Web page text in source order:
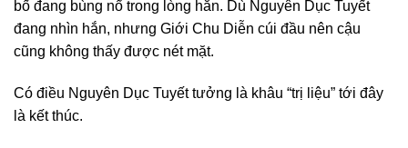
bố đang bùng nổ trong lòng hắn. Dù Nguyên Dục Tuyết
đang nhìn hắn, nhưng Giới Chu Diễn cúi đầu nên cậu
cũng không thấy được nét mặt.
Có điều Nguyên Dục Tuyết tưởng là khâu “trị liệu” tới đây
là kết thúc.